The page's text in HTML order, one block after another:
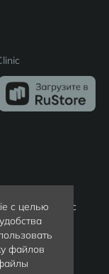
с целью
файлов
индекс
носит
437(2)